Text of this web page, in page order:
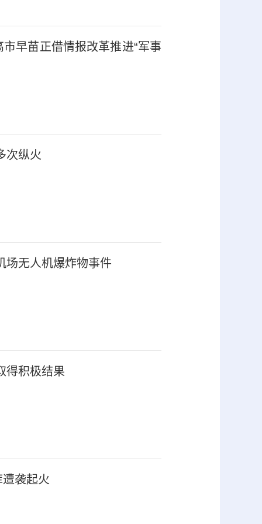
早苗正借情报改革推进“军事
次纵火
场无人机爆炸物事件
得积极结果
袭起火